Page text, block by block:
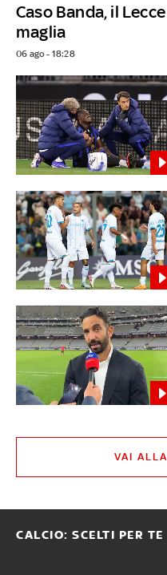
Caso Banda, il
maglia
06 ago - 18:28
VAI
CALCIO: SCELTI PER TE